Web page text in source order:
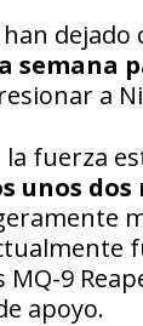
semana
a
fuerza
unos
9
apoyo.